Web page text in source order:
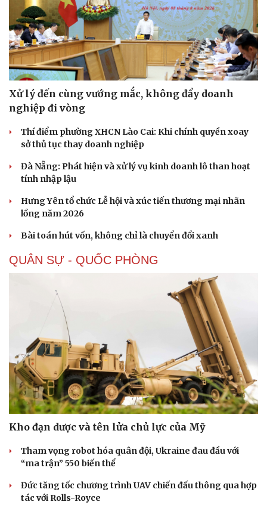
Dinh dưỡng - món ngon
Cây thuốc
Nhà đẹp
Xử lý đến cùng vướng mắc, không đẩy doanh
nghiệp đi vòng
Thí điểm phường XHCN Lào Cai: Khi chính quyền xoay
sở thủ tục thay doanh nghiệp
Đà Nẵng: Phát hiện và xử lý vụ kinh doanh lô than hoạt
tính nhập lậu
Hưng Yên tổ chức Lễ hội và xúc tiến thương mại nhãn
lồng năm 2026
Bài toán hút vốn, không chỉ là chuyển đổi xanh
QUÂN SỰ - QUỐC PHÒNG
Kho đạn dược và tên lửa chủ lực của Mỹ
Tham vọng robot hóa quân đội, Ukraine đau đầu với
“ma trận” 550 biến thể
Đức tăng tốc chương trình UAV chiến đấu thông qua hợp
tác với Rolls-Royce